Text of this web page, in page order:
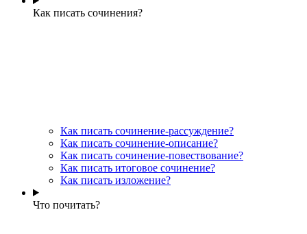
Как писать сочинения?
Как писать сочинение-рассуждение?
Как писать сочинение-описание?
Как писать сочинение-повествование?
Как писать итоговое сочинение?
Как писать изложение?
Что почитать?